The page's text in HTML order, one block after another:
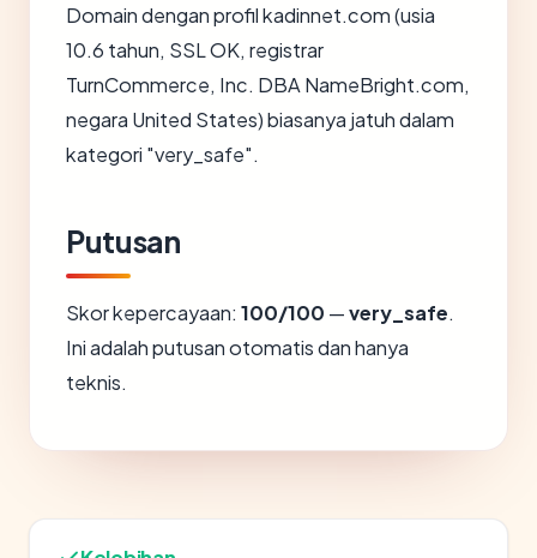
Domain dengan profil kadinnet.com (usia
10.6 tahun, SSL OK, registrar
TurnCommerce, Inc. DBA NameBright.com,
negara United States) biasanya jatuh dalam
kategori "very_safe".
Putusan
Skor kepercayaan: 100/100 —very_safe.
Ini adalah putusan otomatis dan hanya
teknis.